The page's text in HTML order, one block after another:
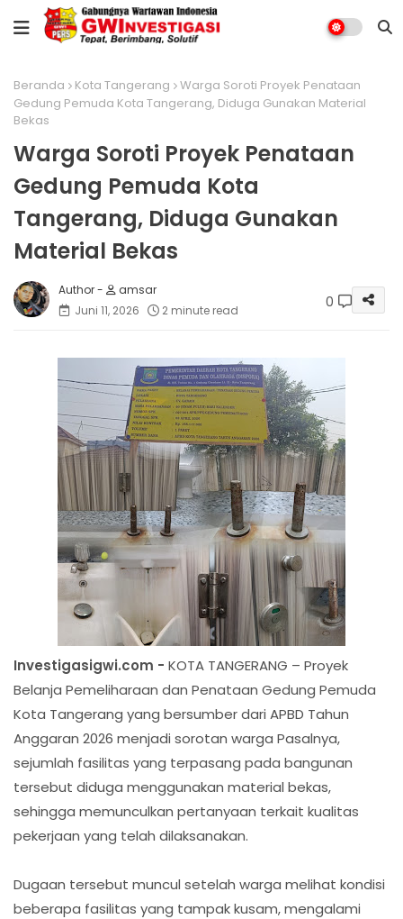
Beranda Kota Tangerang
Warga Soroti Proyek Penataan
Gedung Pemuda Kota Tangerang, Diduga Gunakan Material
Bekas
Warga Soroti Proyek Penataan
Gedung Pemuda Kota
Tangerang, Diduga Gunakan
Material Bekas
amsar
Juni 11, 2026
2 minute read 0
Investigasigwi.com - KOTA TANGERANG – Proyek
Belanja Pemeliharaan dan Penataan Gedung Pemuda
Kota Tangerang yang bersumber dari APBD Tahun
Anggaran 2026 menjadi sorotan warga Pasalnya,
sejumlah fasilitas yang terpasang pada bangunan
tersebut diduga menggunakan material bekas,
sehingga memunculkan pertanyaan terkait kualitas
pekerjaan yang telah dilaksanakan.
Dugaan tersebut muncul setelah warga melihat kondisi
beberapa fasilitas yang tampak kusam, mengalami